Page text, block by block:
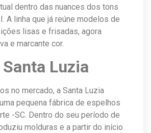
dentro das nuances dos tons
A linha que já reúne modelos de
lisas e frisadas, agora
e marcante cor.
Luzia
no mercado, a Santa Luzia
pequena fábrica de espelhos
-SC. Dentro do seu período de
molduras e a partir do início